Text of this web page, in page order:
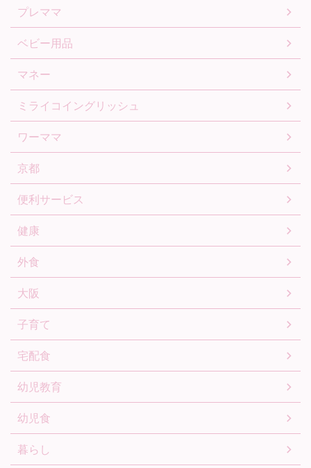
プレママ
ベビー用品
マネー
ミライコイングリッシュ
ワーママ
京都
便利サービス
健康
外食
大阪
子育て
宅配食
幼児教育
幼児食
暮らし